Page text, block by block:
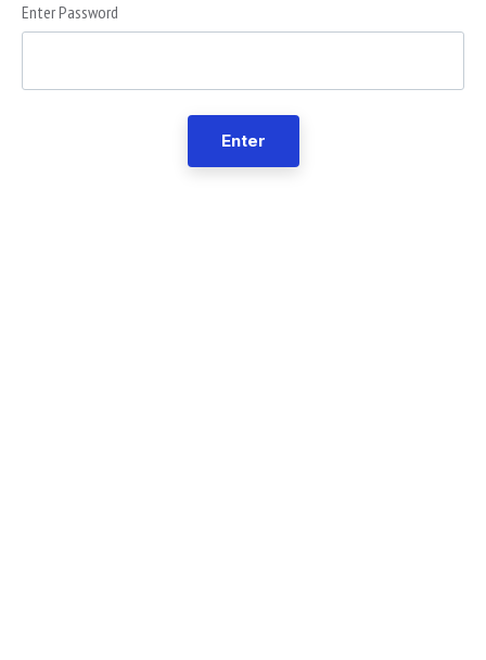
Enter Password
Enter